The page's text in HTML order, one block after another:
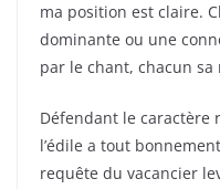
ma position est claire.
dominante ou une
par le chant, chacun
Défendant le caractère
l’édile a tout
requête du vacancier